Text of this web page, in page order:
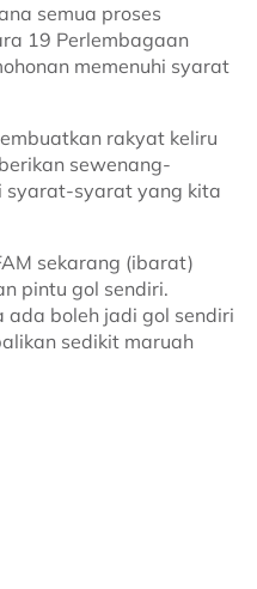
semua proses
19 Perlembagaan
memenuhi syarat
rakyat keliru
sewenang-
syarat-syarat yang kita
sekarang (ibarat)
pintu gol sendiri.
ada boleh jadi gol sendiri
sedikit maruah